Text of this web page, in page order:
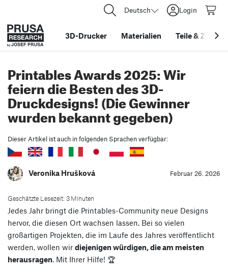
Deutsch Login
3D-Drucker Materialien Teile&
Printables Awards 2025: Wir
feiern die Besten des 3D-
Druckdesigns! (Die Gewinner
wurden bekannt gegeben)
Dieser Artikel ist auch in folgenden Sprachen verfügbar:
Veronika Hrušková Februar 26. 2026
Geschätzte Lesezeit: 3 Minuten
Jedes Jahr bringt die Printables-Community neue Designs
hervor, die diesen Ort wachsen lassen. Bei so vielen
großartigen Projekten, die im Laufe des Jahres veröffentlicht
werden, wollen wir diejenigen würdigen, die am meisten
herausragen. Mit Ihrer Hilfe! 🏆